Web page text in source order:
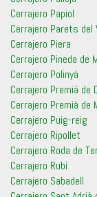
Cerrajero Papiol
Cerrajero Parets del
Cerrajero Piera
Cerrajero Pineda de
Cerrajero Polinyà
Cerrajero Premià de
Cerrajero Premià de
Cerrajero Puig-reig
Cerrajero Ripollet
Cerrajero Roda de
Cerrajero Rubí
Cerrajero Sabadell